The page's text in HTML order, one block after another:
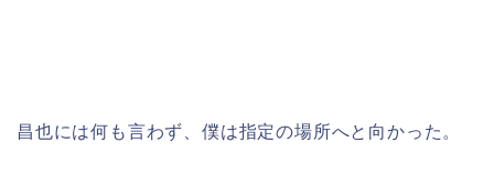
昌也には何も言わず、僕は指定の場所へと向かった。